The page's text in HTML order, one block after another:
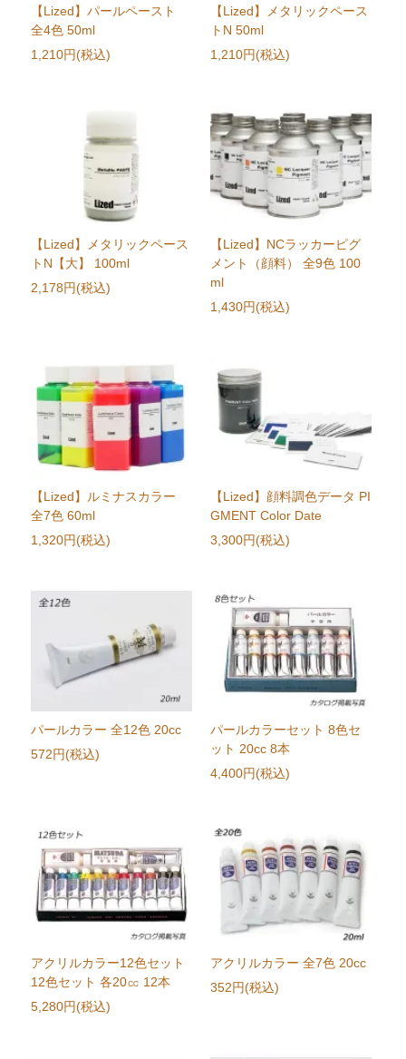
【Lized】パールペースト
全4色 50ml
1,210円(税込)
【Lized】メタリックペース
トN 50ml
1,210円(税込)
【Lized】メタリックペース
トN【大】 100ml
2,178円(税込)
【Lized】NCラッカーピグ
メント（顔料） 全9色 100
ml
1,430円(税込)
【Lized】ルミナスカラー
全7色 60ml
1,320円(税込)
【Lized】顔料調色データ PI
GMENT Color Date
3,300円(税込)
パールカラー 全12色 20cc
572円(税込)
パールカラーセット 8色セ
ット 20cc 8本
4,400円(税込)
アクリルカラー12色セット
12色セット 各20㏄ 12本
5,280円(税込)
アクリルカラー 全7色 20cc
352円(税込)